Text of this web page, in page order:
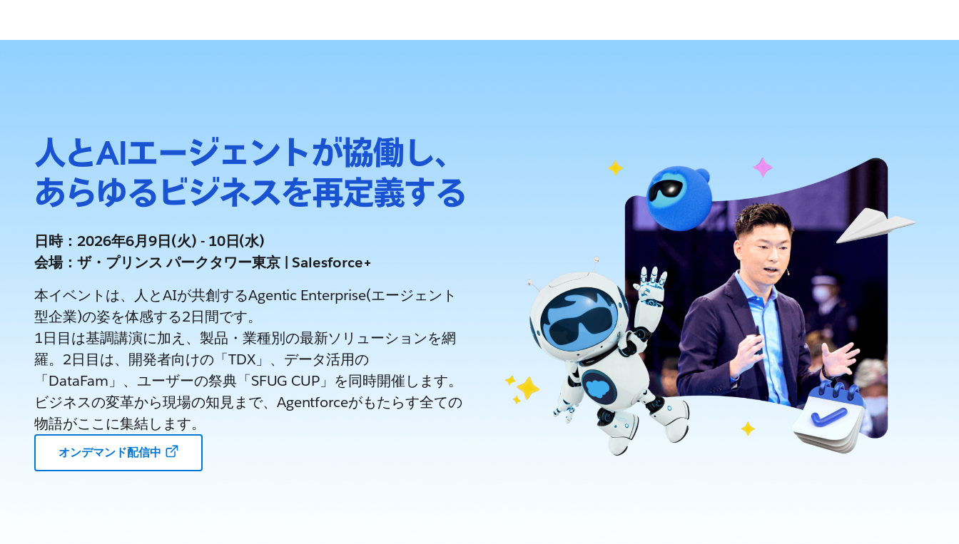
人とAIエージェントが協働し、
あらゆるビジネスを再定義する
日時：2026年6月9日(火) - 10日(水)
会場：ザ・プリンス パークタワー東京 | Salesforce+
本イベントは、人とAIが共創するAgentic Enterprise(エージェント
型企業)の姿を体感する2日間です。
1日目は基調講演に加え、製品・業種別の最新ソリューションを網
羅。2日目は、開発者向けの「TDX」、データ活用の
「DataFam」、ユーザーの祭典「SFUG CUP」を同時開催します。
ビジネスの変革から現場の知見まで、Agentforceがもたらす全ての
物語がここに集結します。
オンデマンド配信中